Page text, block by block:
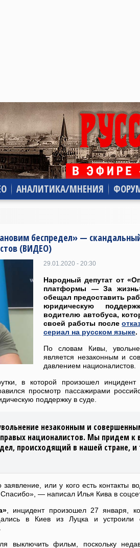
АНАЛИТИКА/МНЕНИЯ
беспредел» —
(ВИДЕО)
29.01.2020 - 20:30
Народный депутат от
платформы — За
обещал предоставить
юридическую
водителю автобуса,
своей работы после
сериал на русском языке.
По словам Кивы,
является незаконным и
давлением националистов.
в которой произошел
просмотр пассажирами
поддержку в суде.
незаконным и
националистов. Мы придем к
происходящий в нашей стране, и
или у кого есть контакты
— написал Илья Кива в
, инцидент произошел 27 января,
в Киев из Луцка и устроили
выключить фильм, поскольку